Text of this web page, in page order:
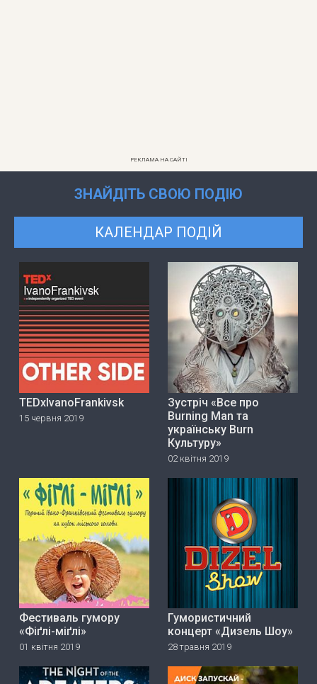
РЕКЛАМА НА САЙТІ
ЗНАЙДІТЬ СВОЮ ПОДІЮ
КАЛЕНДАР ПОДІЙ
TEDxIvanoFrankivsk
15 червня 2019
Зустріч «Все про
Burning Man та
українську Burn
Культуру»
02 квітня 2019
Фестиваль гумору
«Фіґлі-міґлі»
01 квітня 2019
Гумористичний
концерт «Дизель Шоу»
28 травня 2019